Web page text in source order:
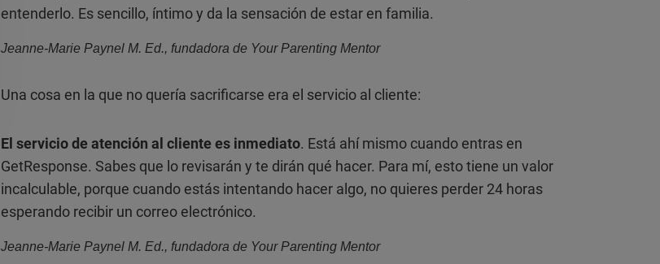
entenderlo. Es sencillo, íntimo y da la sensación de estar en familia.
Jeanne-Marie Paynel M. Ed., fundadora de Your Parenting Mentor
Una cosa en la que no quería sacrificarse era el servicio al cliente:
El servicio de atención al cliente es inmediato. Está ahí mismo cuando entras en
GetResponse. Sabes que lo revisarán y te dirán qué hacer. Para mí, esto tiene un valor
incalculable, porque cuando estás intentando hacer algo, no quieres perder 24 horas
esperando recibir un correo electrónico.
Jeanne-Marie Paynel M. Ed., fundadora de Your Parenting Mentor